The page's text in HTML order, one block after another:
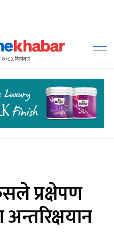
बिहीबार
प्रक्षेपण
अन्तरिक्षयान